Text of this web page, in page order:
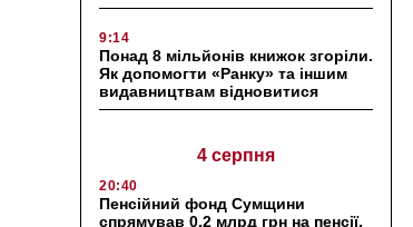
9:14
Понад 8 мільйонів книжок згоріли.
Як допомогти «Ранку» та іншим
видавництвам відновитися
4 серпня
20:40
Пенсійний фонд Сумщини
спрямував 0,2 млрд грн на пенсії,